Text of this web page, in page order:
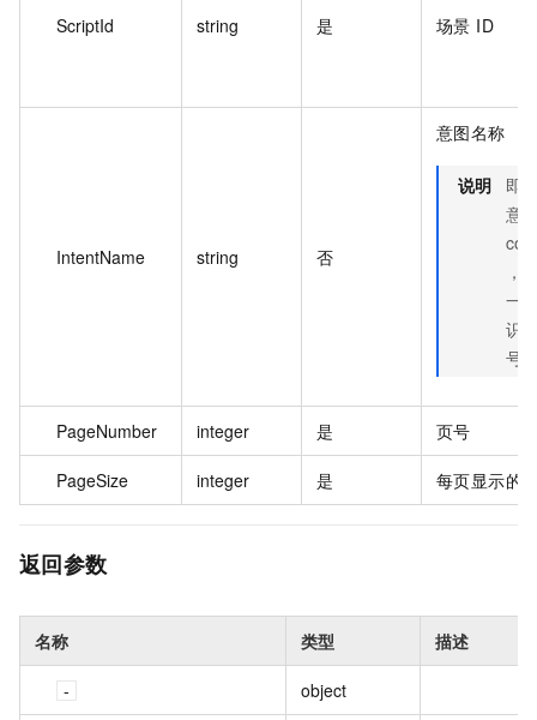
ScriptId string 是 场景 ID
IntentName string 否
意图名称
说明
即
意
，
一
识
号
PageNumber integer 是 页号
PageSize integer 是 每页显示的
返回参数
名称 类型 描述
object